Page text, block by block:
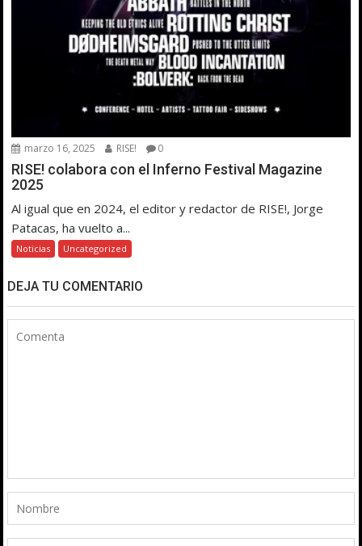
marzo 16, 2025 RISE! 0
RISE! colabora con el Inferno Festival Magazine
2025
Al igual que en 2024, el editor y redactor de RISE!, Jorge
Patacas, ha vuelto a...
Noticias Uncategorized
DEJA TU COMENTARIO